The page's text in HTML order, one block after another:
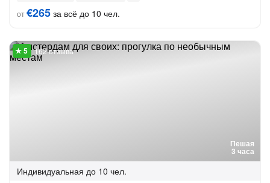
от€265 за всё до 10 чел.
Пешая
3 часа
162 отзыва
Индивидуальная до 10 чел.